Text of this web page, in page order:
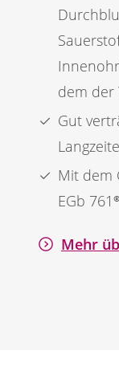
Innenohr
dem der
Gut
Mit dem
EGb 761®
Mehr